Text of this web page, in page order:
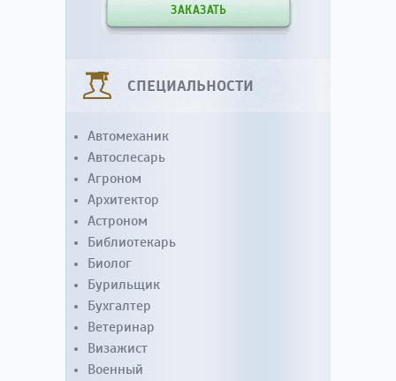
ЗАКАЗАТЬ
СПЕЦИАЛЬНОСТИ
Автомеханик
Автослесарь
Агроном
Архитектор
Астроном
Библиотекарь
Биолог
Бурильщик
Бухгалтер
Ветеринар
Визажист
Военный